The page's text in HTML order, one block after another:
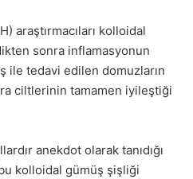
araştırmacıları kolloidal
sonra inflamasyonun
ile tedavi edilen domuzların
ciltlerinin tamamen iyileştiği
anekdot olarak tanıdığı
kolloidal gümüş şişliği